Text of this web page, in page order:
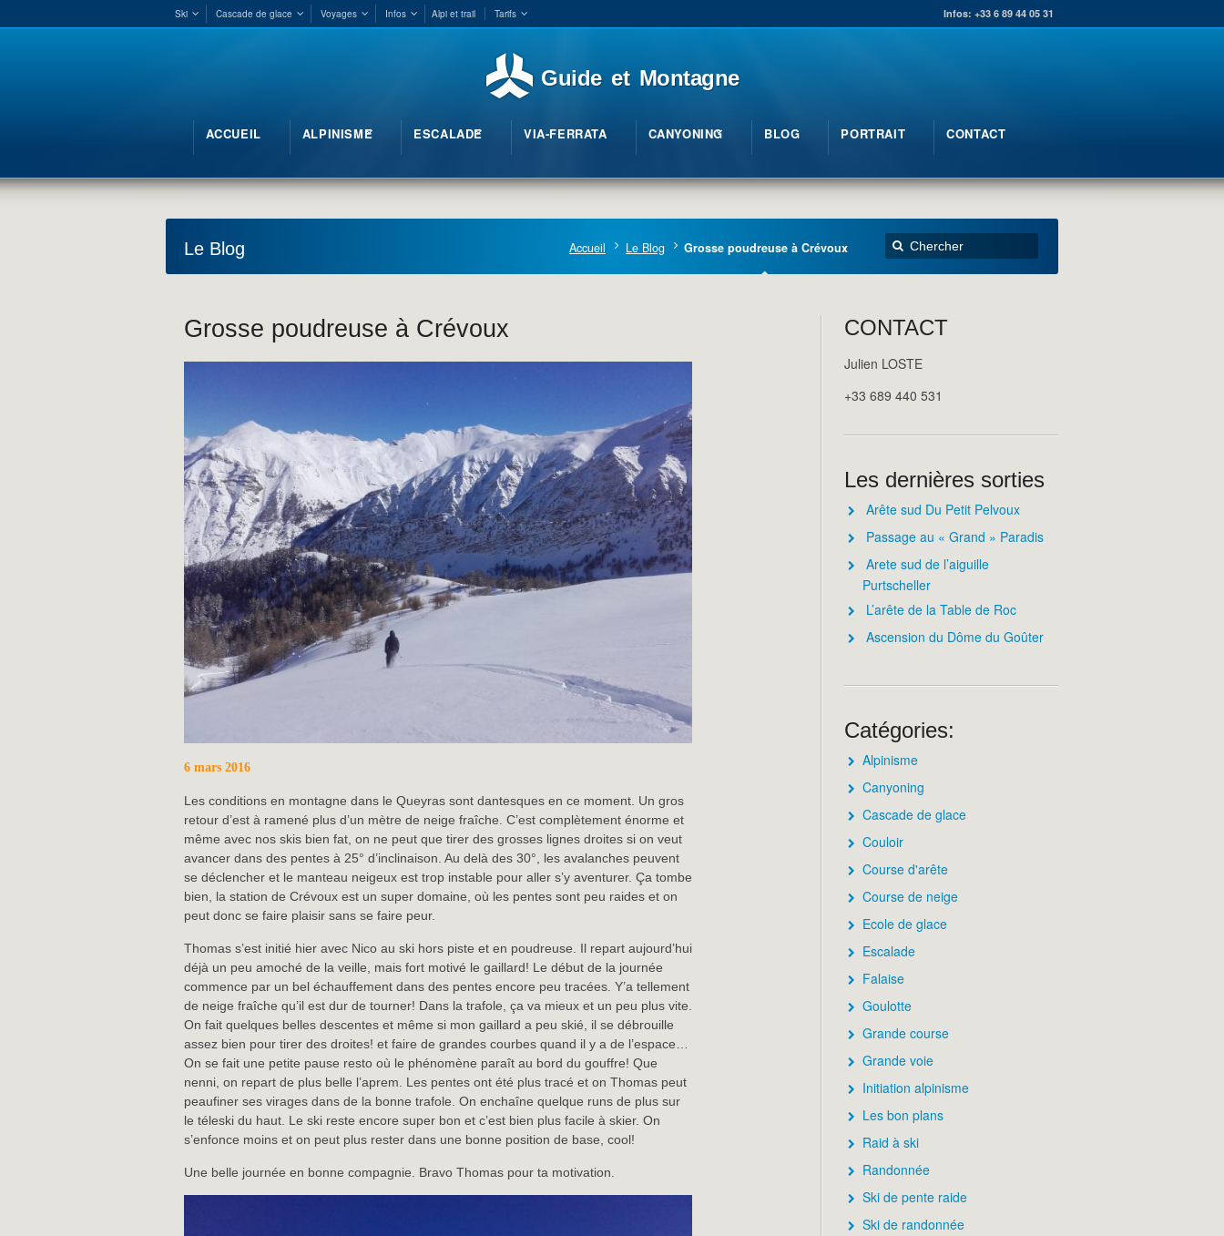
Ski Cascade de glace Voyages Infos Alpi et trail Tarifs Infos: +33 6 89 44 05 31
Guide et Montagne
ACCUEIL ALPINISME ESCALADE VIA-FERRATA CANYONING BLOG PORTRAIT CONTACT
Le Blog Accueil Le Blog Grosse poudreuse à Crévoux
Grosse poudreuse à Crévoux
6 mars 2016
Les conditions en montagne dans le Queyras sont dantesques en ce moment. Un gros
retour d’est à ramené plus d’un mètre de neige fraîche. C’est complètement énorme et
même avec nos skis bien fat, on ne peut que tirer des grosses lignes droites si on veut
avancer dans des pentes à 25° d’inclinaison. Au delà des 30°, les avalanches peuvent
se déclencher et le manteau neigeux est trop instable pour aller s’y aventurer. Ça tombe
bien, la station de Crévoux est un super domaine, où les pentes sont peu raides et on
peut donc se faire plaisir sans se faire peur.
Thomas s’est initié hier avec Nico au ski hors piste et en poudreuse. Il repart aujourd’hui
déjà un peu amoché de la veille, mais fort motivé le gaillard! Le début de la journée
commence par un bel échauffement dans des pentes encore peu tracées. Y’a tellement
de neige fraîche qu’il est dur de tourner! Dans la trafole, ça va mieux et un peu plus vite.
On fait quelques belles descentes et même si mon gaillard a peu skié, il se débrouille
assez bien pour tirer des droites! et faire de grandes courbes quand il y a de l’espace…
On se fait une petite pause resto où le phénomène paraît au bord du gouffre! Que
nenni, on repart de plus belle l’aprem. Les pentes ont été plus tracé et on Thomas peut
peaufiner ses virages dans de la bonne trafole. On enchaîne quelque runs de plus sur
le téleski du haut. Le ski reste encore super bon et c’est bien plus facile à skier. On
s’enfonce moins et on peut plus rester dans une bonne position de base, cool!
Une belle journée en bonne compagnie. Bravo Thomas pour ta motivation.
CONTACT
Julien LOSTE
+33 689 440 531
Les dernières sorties
Arête sud Du Petit Pelvoux
Passage au « Grand » Paradis
Arete sud de l’aiguille
Purtscheller
L’arête de la Table de Roc
Ascension du Dôme du Goûter
Catégories:
Alpinisme
Canyoning
Cascade de glace
Couloir
Course d'arête
Course de neige
Ecole de glace
Escalade
Falaise
Goulotte
Grande course
Grande voie
Initiation alpinisme
Les bon plans
Raid à ski
Randonnée
Ski de pente raide
Ski de randonnée